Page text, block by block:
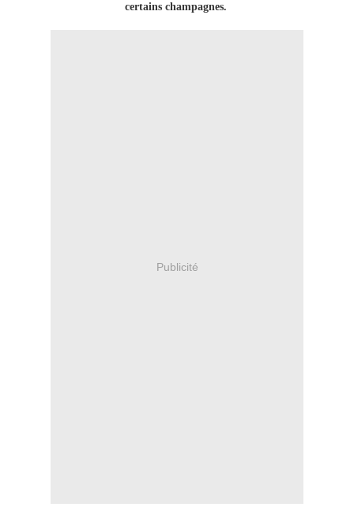
certains champagnes.
Publicité